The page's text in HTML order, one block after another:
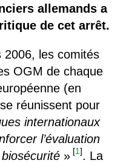
allemands a
de cet arrêt.
2006, les comités
OGM de chaque
(en
réunissent pour
internationaux
l’évaluation
» [1]. La